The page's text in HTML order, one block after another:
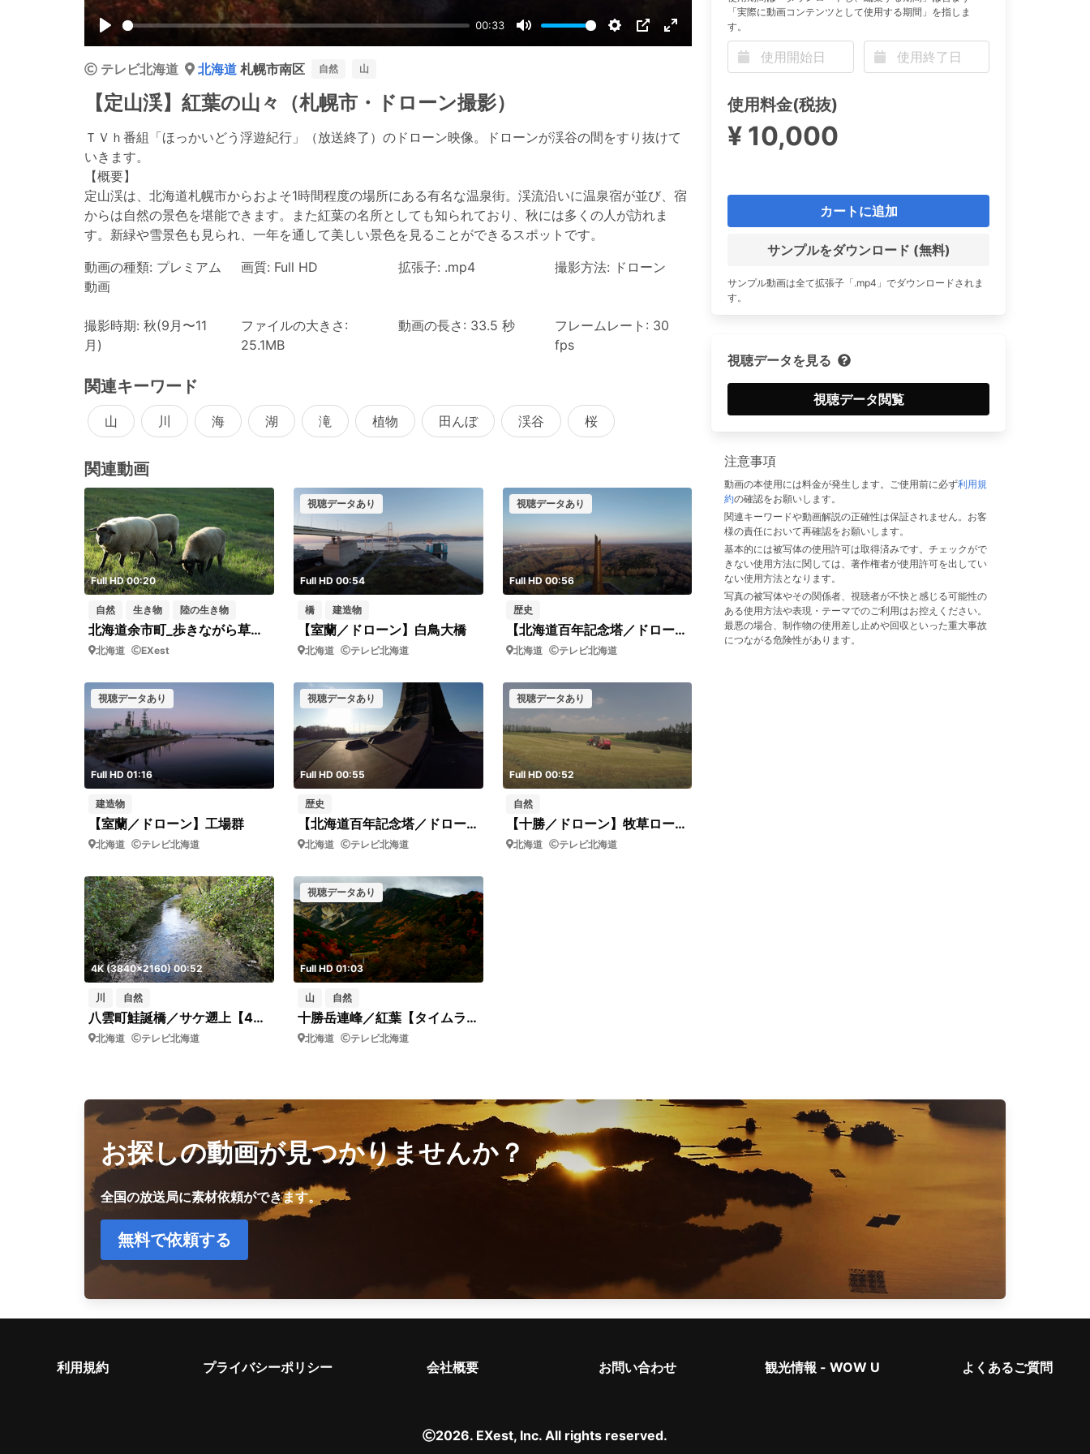
Play
00:33
Mute Settings
PIP Enter
テレビ北海道 北海道 札幌市南区 自然 山
【定山渓】紅葉の山々（札幌市・ドローン撮影）
ＴＶｈ番組「ほっかいどう浮遊紀行」（放送終了）のドローン映像。ドローンが渓谷の間をすり抜けて
いきます。
【概要】
定山渓は、北海道札幌市からおよそ1時間程度の場所にある有名な温泉街。渓流沿いに温泉宿が並び、宿
からは自然の景色を堪能できます。また紅葉の名所としても知られており、秋には多くの人が訪れま
す。新緑や雪景色も見られ、一年を通して美しい景色を見ることができるスポットです。
動画の種類: プレミアム
動画
画質: Full HD 拡張子: .mp4 撮影方法: ドローン
撮影時期: 秋(9月〜11
月)
ファイルの大きさ:
25.1MB
動画の長さ: 33.5 秒
フレームレート: 30
fps
関連キーワード
山 川 海 湖 滝 植物 田んぼ 渓谷 桜
関連動画
Full HD 00:20
自然 生き物 陸の生き物
北海道余市町_歩きながら草を食む3匹の羊
北海道 EXest
視聴データあり
Full HD 00:54
橋 建造物
【室蘭／ドローン】白鳥大橋
北海道 テレビ北海道
視聴データあり
Full HD 00:56
歴史
【北海道百年記念塔／ドローン】斜め正面・順光（ドリーバック）
北海道 テレビ北海道
視聴データあり
Full HD 01:16
建造物
【室蘭／ドローン】工場群
北海道 テレビ北海道
視聴データあり
Full HD 00:55
歴史
【北海道百年記念塔／ドローン】斜め裏側上昇
北海道 テレビ北海道
視聴データあり
Full HD 00:52
自然
【十勝／ドローン】牧草ロール（ドリー＆上昇）
北海道 テレビ北海道
4K (3840x2160) 00:52
川 自然
八雲町鮭誕橋／サケ遡上【4K撮影】
北海道 テレビ北海道
視聴データあり
Full HD 01:03
山 自然
十勝岳連峰／紅葉【タイムラプス】
北海道 テレビ北海道
「実際に動画コンテンツとして使用する期間」を指しま
す。
使用料金(税抜)
¥ 10,000
カートに追加
サンプルをダウンロード (無料)
サンプル動画は全て拡張子「.mp4」でダウンロードされま
す。
視聴データを見る
視聴データ閲覧
注意事項
動画の本使用には料金が発生します。ご使用前に必ず利用規
約の確認をお願いします。
関連キーワードや動画解説の正確性は保証されません。お客
様の責任において再確認をお願いします。
基本的には被写体の使用許可は取得済みです。チェックがで
きない使用方法に関しては、著作権者が使用許可を出してい
ない使用方法となります。
写真の被写体やその関係者、視聴者が不快と感じる可能性の
ある使用方法や表現・テーマでのご利用はお控えください。
最悪の場合、制作物の使用差し止めや回収といった重大事故
につながる危険性があります。
お探しの動画が見つかりませんか？
全国の放送局に素材依頼ができます。
無料で依頼する
利用規約 プライバシーポリシー 会社概要 お問い合わせ 観光情報 - WOW U よくあるご質問
2026. EXest, Inc. All rights reserved.